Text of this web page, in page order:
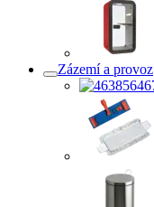
Zázemí a provoz